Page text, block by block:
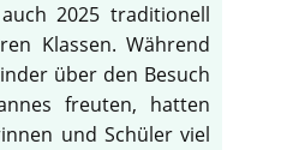
2025 traditionell
Klassen. Während
über den Besuch
freuten, hatten
und Schüler viel